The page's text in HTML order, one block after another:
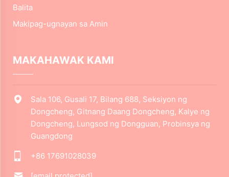
Balita
Makipag-ugnayan sa Amin
MAKAHAWAK KAMI
Sala 106, Gusali 17, Bilang 688, Seksiyon ng
Dongcheng, Gitnang Daang Dongcheng, Kalye ng
Dongcheng, Lungsod ng Dongguan, Probinsya ng
Guangdong
+86 17691028039